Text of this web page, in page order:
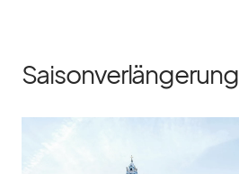
Saisonverlängerung